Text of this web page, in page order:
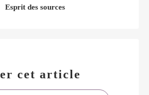
Esprit des sources
cet article